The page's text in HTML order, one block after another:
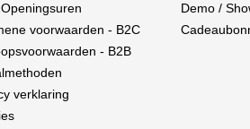
voorwaarden - B2C
- B2B
verklaring
Demo /